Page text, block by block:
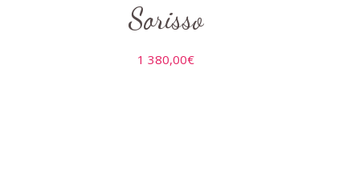
Sorisso
1 380,00€